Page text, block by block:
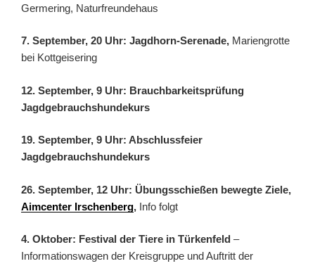
Germering, Naturfreundehaus
7. September, 20 Uhr: Jagdhorn-Serenade, Mariengrotte
bei Kottgeisering
12. September, 9 Uhr: Brauchbarkeitsprüfung
Jagdgebrauchshundekurs
19. September, 9 Uhr: Abschlussfeier
Jagdgebrauchshundekurs
26. September, 12 Uhr: Übungsschießen bewegte Ziele,
Aimcenter Irschenberg, Info folgt
4. Oktober: Festival der Tiere in Türkenfeld –
Informationswagen der Kreisgruppe und Auftritt der